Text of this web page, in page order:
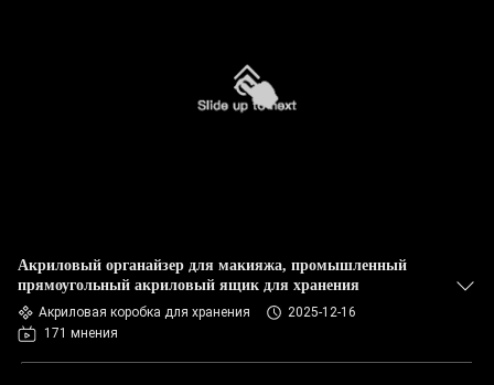
Акриловый органайзер для макияжа, промышленный
прямоугольный акриловый ящик для хранения
Акриловая коробка для хранения
2025-12-16
171 мнения